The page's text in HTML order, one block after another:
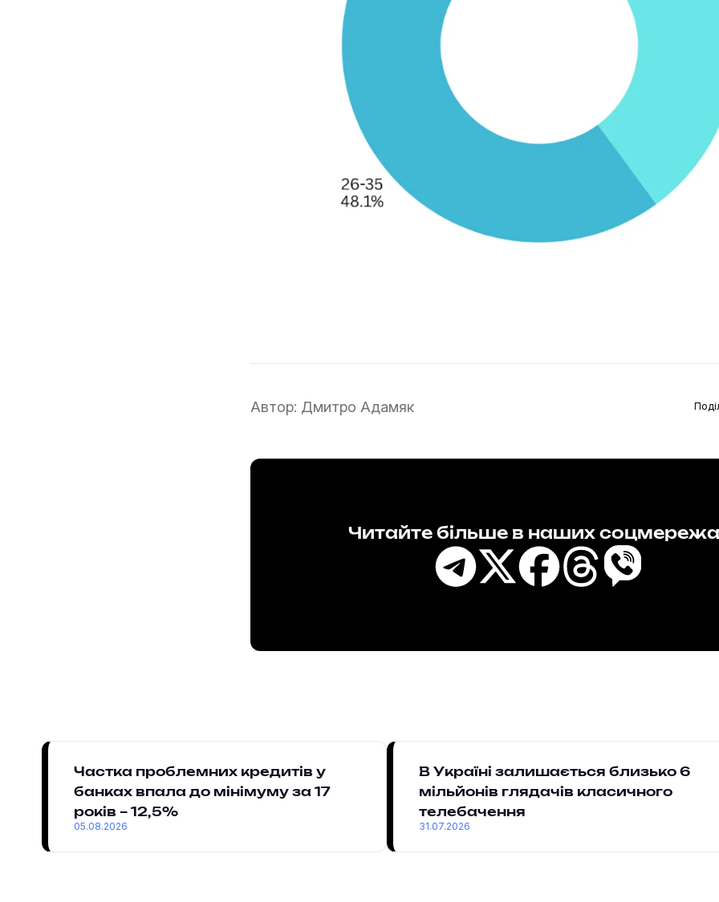
Автор: Дмитро Адамяк
Читайте більше в наших
Частка проблемних кредитів у
банках впала до мінімуму за 17
років – 12,5%
05.08.2026
В Україні залишається близько 6
мільйонів глядачів класичного
телебачення
31.07.2026